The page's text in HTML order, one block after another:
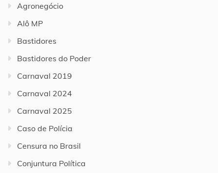
Agronegócio
Alô MP
Bastidores
Bastidores do Poder
Carnaval 2019
Carnaval 2024
Carnaval 2025
Caso de Polícia
Censura no Brasil
Conjuntura Política